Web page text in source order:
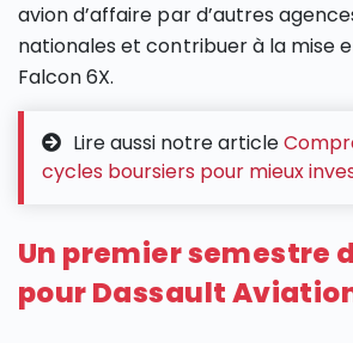
avion d’affaire par d’autres
nationales et contribuer à la mise
Falcon 6X.
Lire aussi notre article
cycles boursiers pour mieux
Un premier semestre
pour Dassault